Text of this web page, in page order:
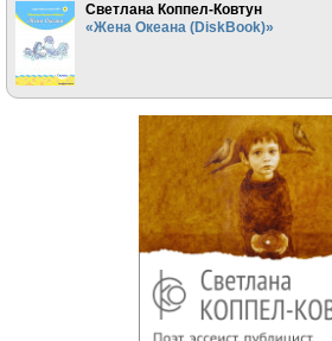
Светлана Коппел-Ковтун
«Жена Океана (DiskBook)»